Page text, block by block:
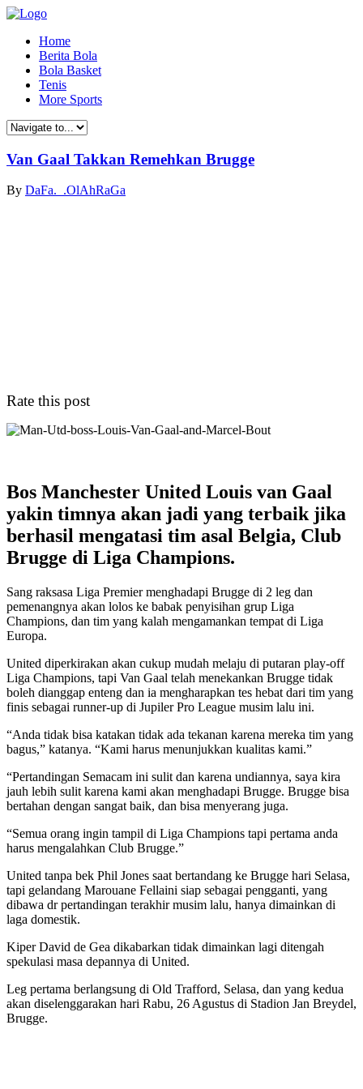
Home
Berita Bola
Bola Basket
Tenis
More Sports
Van Gaal Takkan Remehkan Brugge
By DaFa._.OlAhRaGa
Rate this post
Bos Manchester United Louis van Gaal
yakin timnya akan jadi yang terbaik jika
berhasil mengatasi tim asal Belgia, Club
Brugge di Liga Champions.
Sang raksasa Liga Premier menghadapi Brugge di 2 leg dan
pemenangnya akan lolos ke babak penyisihan grup Liga
Champions, dan tim yang kalah mengamankan tempat di Liga
Europa.
United diperkirakan akan cukup mudah melaju di putaran play-off
Liga Champions, tapi Van Gaal telah menekankan Brugge tidak
boleh dianggap enteng dan ia mengharapkan tes hebat dari tim yang
finis sebagai runner-up di Jupiler Pro League musim lalu ini.
“Anda tidak bisa katakan tidak ada tekanan karena mereka tim yang
bagus,” katanya. “Kami harus menunjukkan kualitas kami.”
“Pertandingan Semacam ini sulit dan karena undiannya, saya kira
jauh lebih sulit karena kami akan menghadapi Brugge. Brugge bisa
bertahan dengan sangat baik, dan bisa menyerang juga.
“Semua orang ingin tampil di Liga Champions tapi pertama anda
harus mengalahkan Club Brugge.”
United tanpa bek Phil Jones saat bertandang ke Brugge hari Selasa,
tapi gelandang Marouane Fellaini siap sebagai pengganti, yang
dibawa dr pertandingan terakhir musim lalu, hanya dimainkan di
laga domestik.
Kiper David de Gea dikabarkan tidak dimainkan lagi ditengah
spekulasi masa depannya di United.
Leg pertama berlangsung di Old Trafford, Selasa, dan yang kedua
akan diselenggarakan hari Rabu, 26 Agustus di Stadion Jan Breydel,
Brugge.